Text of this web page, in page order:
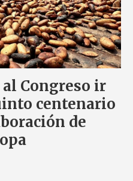
al Congreso ir
centenario
de